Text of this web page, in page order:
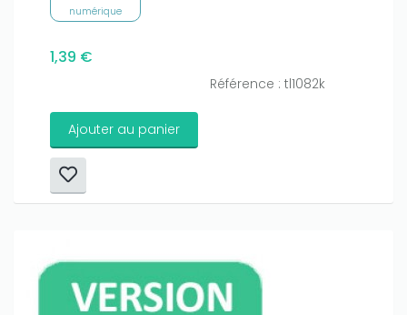
numérique
1,39 €
Référence : tl1082k
Ajouter au panier